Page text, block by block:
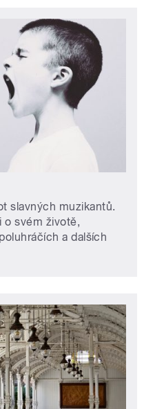
slavných muzikantů.
o svém životě,
a dalších